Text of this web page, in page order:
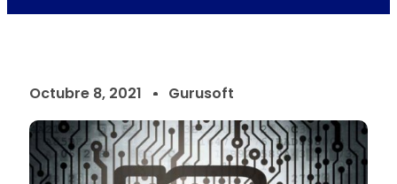
Octubre 8, 2021 Gurusoft